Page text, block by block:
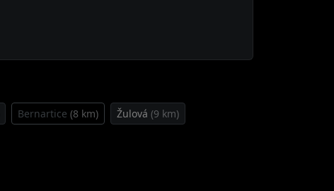
Bernartice (8 km) Žulová (9 km)